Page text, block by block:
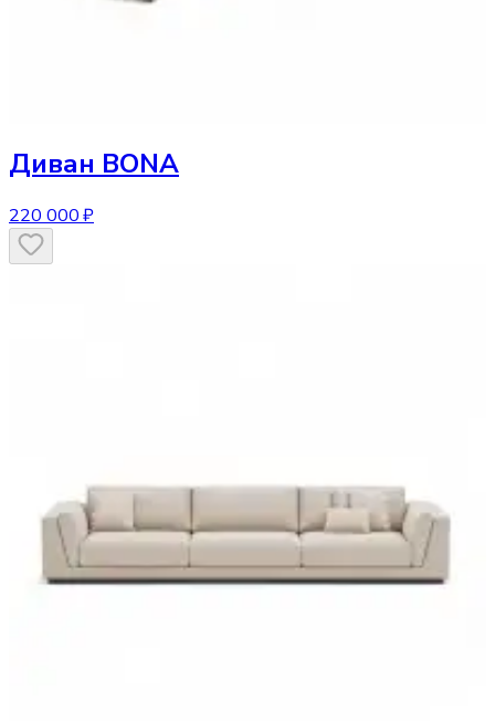
Диван BONA
220 000 ₽